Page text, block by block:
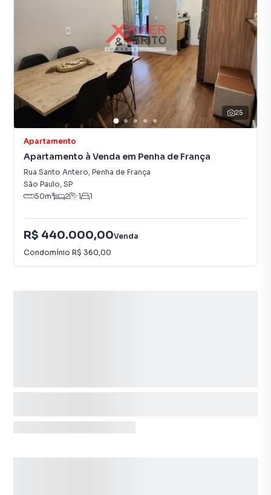
25
Apartamento
Apartamento à Venda em Penha de França
Rua Santo Antero, Penha de França
São Paulo, SP
50m² 2 1 1
R$ 440.000,00Venda
Condomínio R$ 360,00